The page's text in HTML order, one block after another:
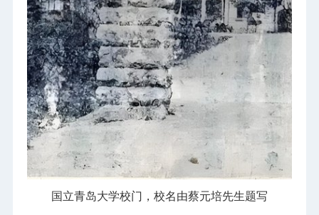
国立青岛大学校门，校名由蔡元培先生题写